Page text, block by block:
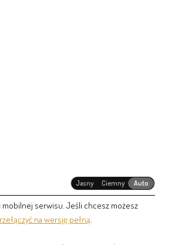
Jasny Ciemny Auto
mobilnej serwisu. Jeśli chcesz możesz
na wersję pełną